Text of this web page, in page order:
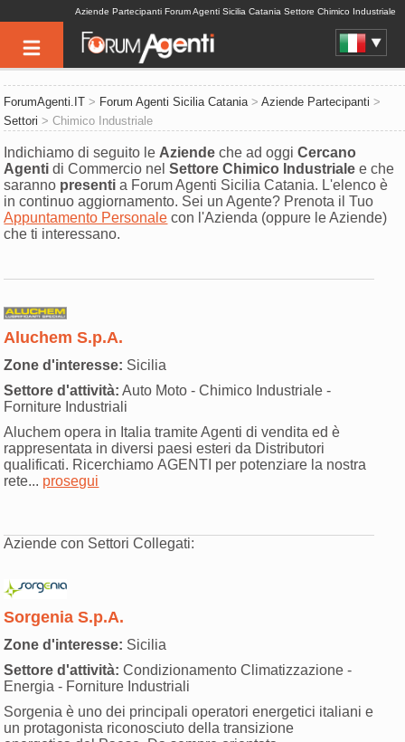
Aziende Partecipanti Forum Agenti Sicilia Catania Settore Chimico Industriale
ForumAgenti.IT > Forum Agenti Sicilia Catania>Aziende Partecipanti >
Settori > Chimico Industriale
Indichiamo di seguito le Aziende che ad oggiCercano
Agenti di Commercio nelSettore Chimico Industriale e che
saranno presenti a Forum Agenti Sicilia Catania. L'elenco è
in continuo aggiornamento. Sei un Agente? Prenota il Tuo
Appuntamento Personale con l'Azienda (oppure le Aziende)
che ti interessano.
Aluchem S.p.A.
Zone d'interesse: Sicilia
Settore d'attività: Auto Moto - Chimico Industriale -
Forniture Industriali
Aluchem opera in Italia tramite Agenti di vendita ed è
rappresentata in diversi paesi esteri da Distributori
qualificati. Ricerchiamo AGENTI per potenziare la nostra
rete... prosegui
Aziende con Settori Collegati:
Sorgenia S.p.A.
Zone d'interesse: Sicilia
Settore d'attività: Condizionamento Climatizzazione -
Energia - Forniture Industriali
Sorgenia è uno dei principali operatori energetici italiani e
un protagonista riconosciuto della transizione